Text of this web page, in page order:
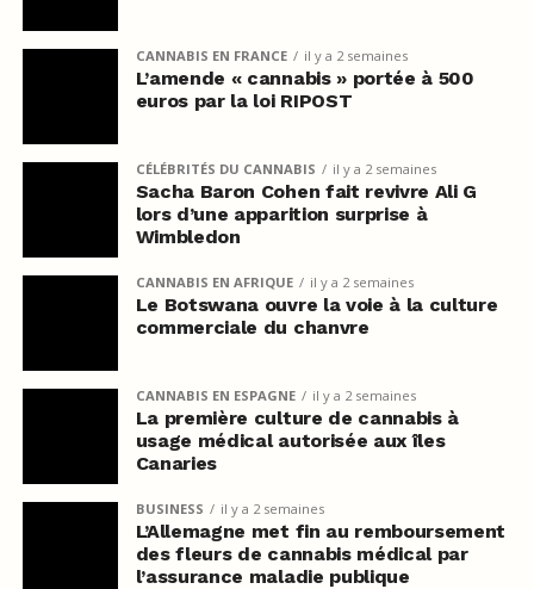
CANNABIS EN FRANCE il y a 2 semaines
L’amende « cannabis » portée à 500
euros par la loi RIPOST
CÉLÉBRITÉS DU CANNABIS il y a 2 semaines
Sacha Baron Cohen fait revivre Ali G
lors d’une apparition surprise à
Wimbledon
CANNABIS EN AFRIQUE il y a 2 semaines
Le Botswana ouvre la voie à la culture
commerciale du chanvre
CANNABIS EN ESPAGNE il y a 2 semaines
La première culture de cannabis à
usage médical autorisée aux îles
Canaries
BUSINESS il y a 2 semaines
L’Allemagne met fin au remboursement
des fleurs de cannabis médical par
l’assurance maladie publique